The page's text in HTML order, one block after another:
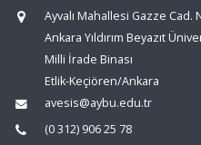
Ayvalı Mahallesi Gazze Cad.
Ankara Yıldırım Beyazıt
Milli İrade Binası
Etlik-Keçiören/Ankara
avesis@aybu.edu.tr
(0 312) 906 25 78